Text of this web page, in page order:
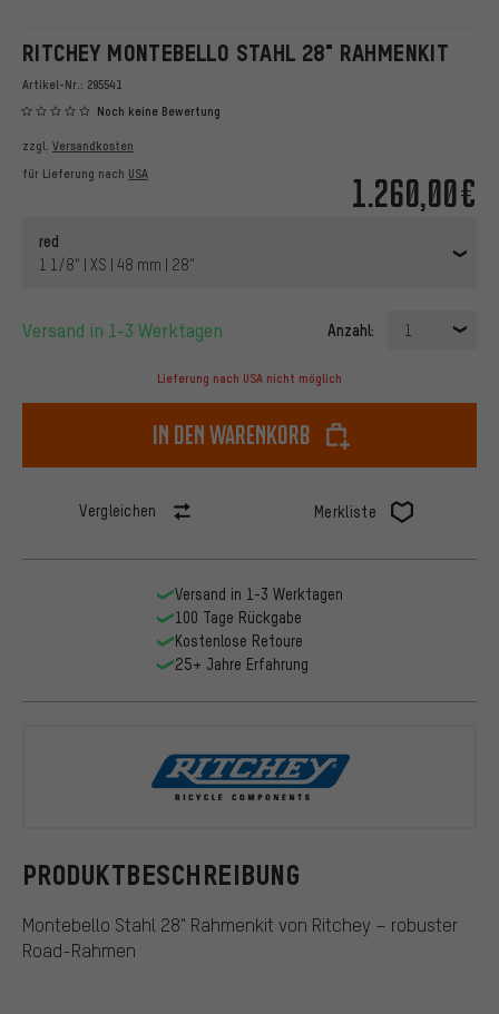
RITCHEY MONTEBELLO STAHL 28" RAHMENKIT
Artikel-Nr.: 295541
Noch keine Bewertung
1.260,00€
zzgl. Versandkosten
für Lieferung nach USA
red
1 1/8" | XS | 48 mm | 28"
Versand in 1-3 Werktagen Anzahl: 1
Lieferung nach USA nicht möglich
In den Warenkorb
Vergleichen Merkliste
PRODUKTBESCHREIBUNG
Montebello Stahl 28" Rahmenkit von Ritchey – robuster
Road-Rahmen
Versand in 1-3 Werktagen
100 Tage Rückgabe
Kostenlose Retoure
25+ Jahre Erfahrung